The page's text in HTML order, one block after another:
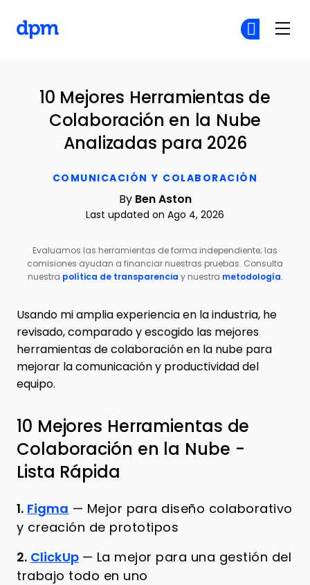
COMUNICACIÓN Y COLABORACIÓN
10 Mejores Herramientas de
Colaboración en la Nube
Analizadas para 2026
By Ben Aston
Last updated on Ago 4, 2026
Evaluamos las herramientas de forma independiente; las
comisiones ayudan a financiar nuestras pruebas. Consulta
nuestra política de transparencia y nuestra metodología.
Usando mi amplia experiencia en la industria, he
revisado, comparado y escogido las mejores
herramientas de colaboración en la nube para
mejorar la comunicación y productividad del
equipo.
10 Mejores Herramientas de
Colaboración en la Nube -
Lista Rápida
1. Figma — Mejor para diseño colaborativo
y creación de prototipos
2. ClickUp — La mejor para una gestión del
trabajo todo en uno